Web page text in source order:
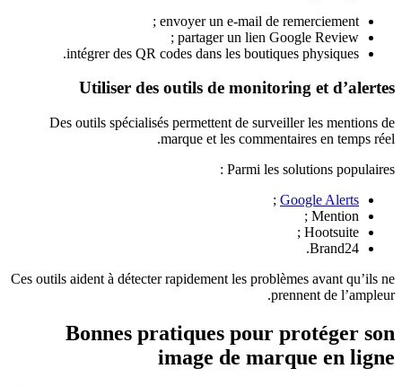
envoyer un e-mail de remerciement ;
partager un lien Google Review ;
intégrer des QR codes dans les boutiques physiques.
Utiliser des outils de monitoring et d’alertes
Des outils spécialisés permettent de surveiller les mentions de
marque et les commentaires en temps réel.
Parmi les solutions populaires :
Google Alerts
;
Mention ;
Hootsuite ;
Brand24.
Ces outils aident à détecter rapidement les problèmes avant qu’ils ne
prennent de l’ampleur.
Bonnes pratiques pour protéger son
image de marque en ligne